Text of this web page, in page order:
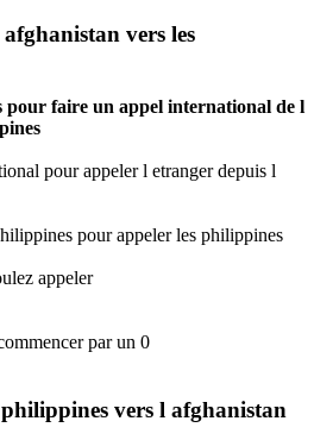
vers les
pour faire un appel international de l
pour appeler l etranger depuis l
pour appeler les philippines
appeler
par un 0
vers l afghanistan